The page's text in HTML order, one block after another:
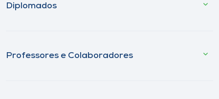
Diplomados
Professores e Colaboradores